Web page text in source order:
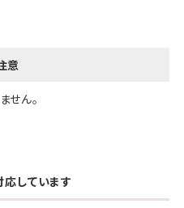
意
せん。
しています